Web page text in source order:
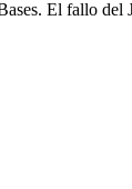
El fallo del